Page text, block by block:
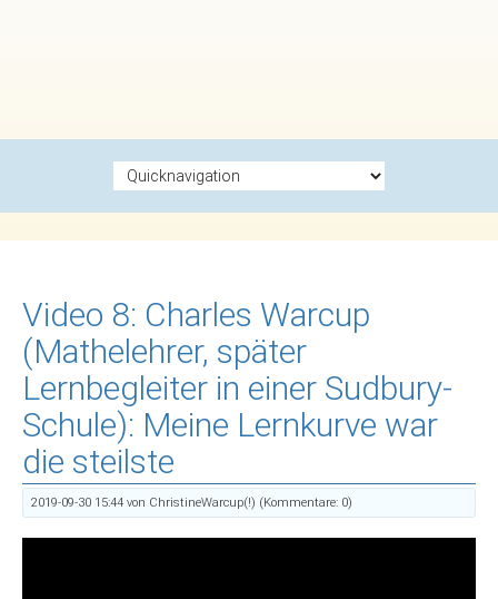
Video 8: Charles Warcup
(Mathelehrer, später
Lernbegleiter in einer Sudbury-
Schule): Meine Lernkurve war
die steilste
2019-09-30 15:44 von ChristineWarcup(!) (Kommentare: 0)